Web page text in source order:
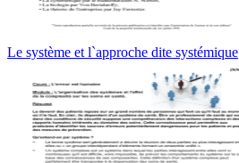
Le système et l`approche dite systémique